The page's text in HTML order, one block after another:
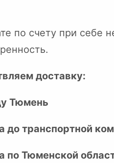
по счету при себе
доставку:
Тюмень
до транспортной
по Тюменской